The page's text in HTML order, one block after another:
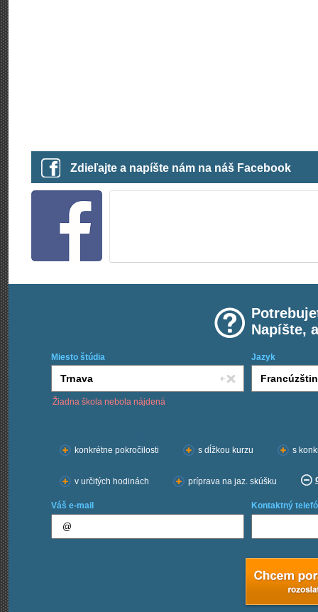
Zdieľajte a napíšte nám na náš Facebook
Napíšte,
Miesto štúdia Jazyk
Žiadna škola nebola nájdená
konkrétne pokročilosti
s dĺžkou kurzu s
v určitých hodinách príprava na jaz. skúšku
Váš e-mail Kontaktný